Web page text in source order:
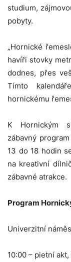
studium,
pobyty.
„Hornické
havíři stovky
dodnes, přes
Tímto
hornickému
K Hornickým
zábavný
13 do 18 hodin
na kreativní
zábavné atrakce.
Program
Univerzitní
10:00 – pietní